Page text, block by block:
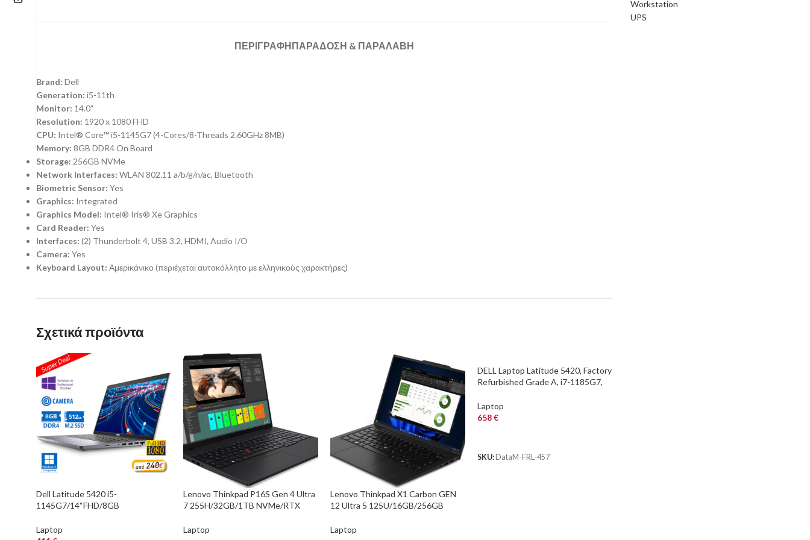
info@refurbishstore.gr
Λεχουρίτη 5, Περιστέρι 121.32 |
ΑΘΗΝΑ – ΕΛΛΑΔΑ
ΠΕΡΙΓΡΑΦΉΠΑΡΑΔΟΣΗ & ΠΑΡΑΛΑΒΗ
Brand: Dell
Generation: i5-11th
Monitor: 14.0"
Resolution: 1920 x 1080 FHD
CPU: Intel® Core™ i5-1145G7 (4-Cores/8-Threads 2.60GHz 8MB)
Memory: 8GB DDR4 On Board
Storage: 256GB NVMe
Network Interfaces: WLAN 802.11 a/b/g/n/ac, Bluetooth
Biometric Sensor: Yes
Graphics: Integrated
Graphics Model: Intel® Iris® Xe Graphics
Card Reader: Yes
Interfaces: (2) Thunderbolt 4, USB 3.2, HDMI, Audio I/O
Camera: Yes
Keyboard Layout: Αμερικάνικο (περιέχεται αυτοκόλλητο με ελληνικούς χαρακτήρες)
Σχετικά προϊόντα
Dell Latitude 5420 i5-
1145G7/14“FHD/8GB
ODD/Camera/10P Grade A
Laptop
Lenovo Thinkpad P16S Gen 4 Ultra
7 255H/32GB/1TB NVMe/RTX
Laptop
Lenovo Thinkpad X1 Carbon GEN
12 Ultra 5 125U/16GB/256GB
Laptop
DELL Laptop Latitude 5420, Factory
Refurbished Grade A, i7-1185G7,
Cam, Intel Integrated Graphics,
Windows 11 Pro
Laptop
658€
SKU: DataM-FRL-457
Workstation
UPS